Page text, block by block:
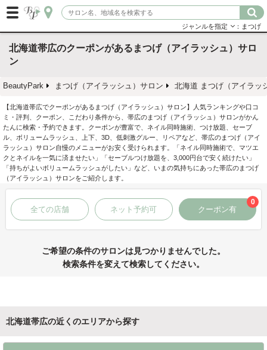
ジャンルを指定 ：まつげ
北海道帯広のクーポンがあるまつげ（アイラッシュ）サロ
ン
BeautyPark まつげ（アイラッシュ）サロン 北海道 まつげ（アイラッ
【北海道帯広でクーポンがあるまつげ（アイラッシュ）サロン】人気ランキングや口コ
ミ・評判、クーポン、こだわり条件から、帯広のまつげ（アイラッシュ）サロンがかん
たんに検索・予約できます。クーポンが豊富で、ネイル同時施術、つけ放題、セーブ
ル、ボリュームラッシュ、上下、3D、低刺激グルー、リペアなど、帯広のまつげ（アイ
ラッシュ）サロン自慢のメニューがお安く受けられます。「ネイル同時施術で、マツエ
クとネイルを一気に済ませたい」「セーブルつけ放題を、3,000円台で安く続けたい」
「持ちがよいボリュームラッシュがしたい」など、いまの気持ちにあった帯広のまつげ
（アイラッシュ）サロンをご紹介します。
全ての店舗 ネット予約可 クーポン有
0
ご希望の条件のサロンは見つかりませんでした。
検索条件を変えて検索してください。
北海道帯広の近くのエリアから探す